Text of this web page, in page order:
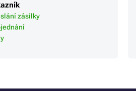
zásilky